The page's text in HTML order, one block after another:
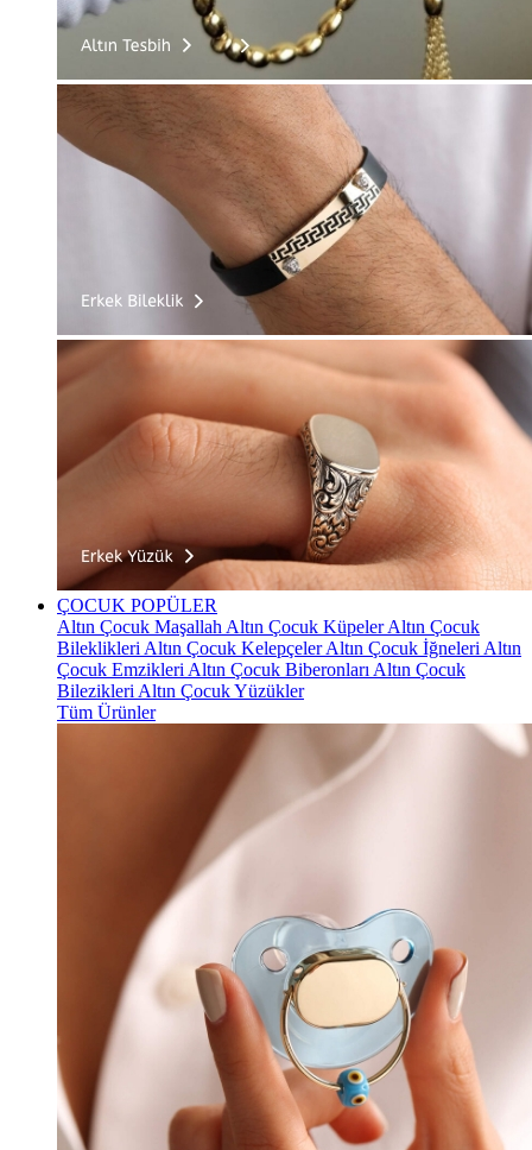
ÇOCUK POPÜLER
Altın Çocuk Maşallah Altın Çocuk KüpelerAltın Çocuk
Bileklikleri Altın Çocuk KelepçelerAltın Çocuk İğneleri Altın
Çocuk Emzikleri Altın Çocuk Biberonları Altın Çocuk
Bilezikleri Altın Çocuk Yüzükler
Tüm Ürünler